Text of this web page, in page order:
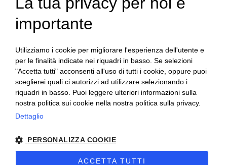
importante
Utilizziamo i cookie per migliorare l'esperienza dell'utente e
per le finalità indicate nei riquadri in basso. Se selezioni
"Accetta tutti" acconsenti all'uso di tutti i cookie, oppure puoi
sceglierei quali ci autorizzi ad utilizzare selezionando i
riquadri in basso. Puoi leggere ulteriori informazioni sulla
nostra politica sui cookie nella nostra politica sulla privacy.
Dettaglio
PERSONALIZZA COOKIE
ACCETTA TUTTI